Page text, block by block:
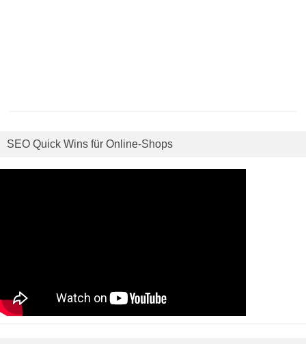
SEO Quick Wins für Online-Shops